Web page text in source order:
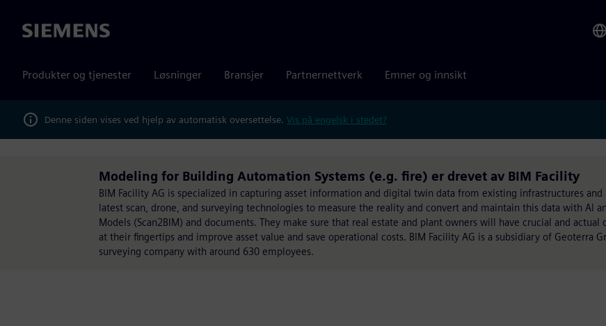
Siemens
Produkter og tjenester Løsninger Bransjer Partnernettverk Emner og innsikt
Denne siden vises ved hjelp av automatisk oversettelse. Vis på engelsk i stedet?
Modeling for Building Automation Systems (e.g. fire) er drevet av BIM Facility
BIM Facility AG is specialized in capturing asset information and digital twin data from existing infrastructures and
latest scan, drone, and surveying technologies to measure the reality and convert and maintain this data with AI
Models (Scan2BIM) and documents. They make sure that real estate and plant owners will have crucial and actual
at their fingertips and improve asset value and save operational costs. BIM Facility AG is a subsidiary of Geoterra
surveying company with around 630 employees.